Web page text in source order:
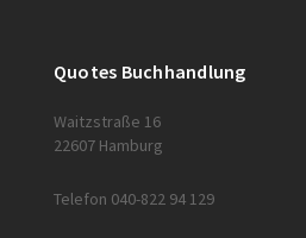
Quotes Buchhandlung
Waitzstraße 16
22607 Hamburg
Telefon 040-822 94 129